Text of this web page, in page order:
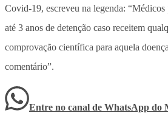
Covid-19, escreveu na legenda:
até 3 anos de detenção caso receitem
comprovação científica para aquela
comentário”.
Entre no canal de WhatsApp do